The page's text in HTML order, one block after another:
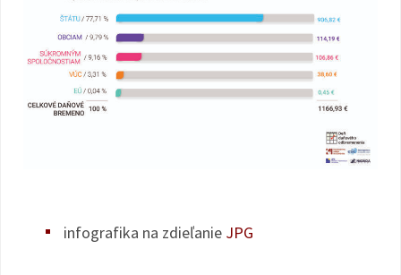
infografika na zdieľanie JPG